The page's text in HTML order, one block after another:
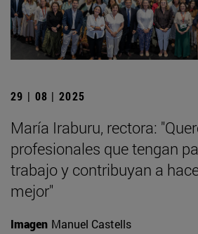
29 | 08 | 2025
María Iraburu, rectora:
profesionales que tengan
trabajo y contribuyan a
mejor"
Imagen Manuel Castells